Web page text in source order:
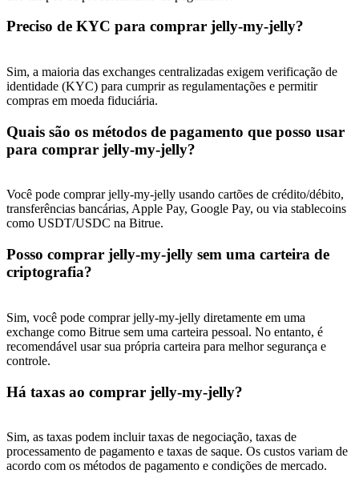
Preciso de KYC para comprar jelly-my-jelly?
Sim, a maioria das exchanges centralizadas exigem verificação de
identidade (KYC) para cumprir as regulamentações e permitir
compras em moeda fiduciária.
Quais são os métodos de pagamento que posso usar
para comprar jelly-my-jelly?
Você pode comprar jelly-my-jelly usando cartões de crédito/débito,
transferências bancárias, Apple Pay, Google Pay, ou via stablecoins
como USDT/USDC na Bitrue.
Posso comprar jelly-my-jelly sem uma carteira de
criptografia?
Sim, você pode comprar jelly-my-jelly diretamente em uma
exchange como Bitrue sem uma carteira pessoal. No entanto, é
recomendável usar sua própria carteira para melhor segurança e
controle.
Há taxas ao comprar jelly-my-jelly?
Sim, as taxas podem incluir taxas de negociação, taxas de
processamento de pagamento e taxas de saque. Os custos variam de
acordo com os métodos de pagamento e condições de mercado.